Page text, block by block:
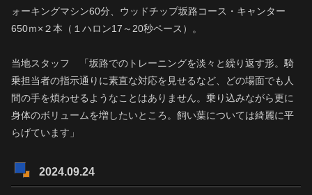
ォーキングマシン60分、ウッドチップ坂路コース・キャンター
650ｍ×２本（１ハロン17～20秒ペース）。
当地スタッフ 「坂路でのトレーニングを淡々と繰り返す形。騎
乗担当者の指示通りに素直な対応を見せるなど、どの場面でも人
間の手を煩わせるようなことはありません。乗り込みながら更に
身体のボリュームを増したいところ。飼い葉については綺麗に平
らげています」
2024.09.24